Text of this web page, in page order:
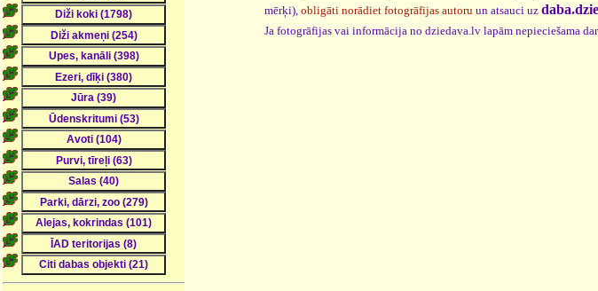
mērķi), obligāti norādiet fotogrāfijas autoru un atsauci uz
Ja fotogrāfijas vai informācija no dziedava.lv lapām nepieciešama